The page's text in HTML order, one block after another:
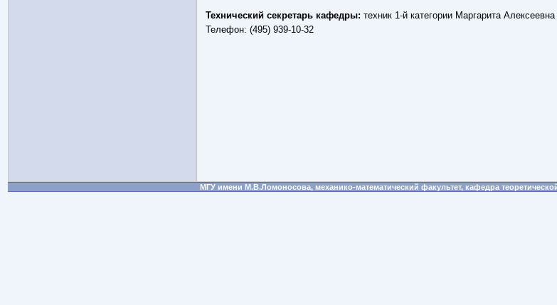
Технический секретарь кафедры: техник 1-й категории Маргарита
Телефон: (495) 939-10-32
МГУ имени М.В.Ломоносова, механико-математический факультет, кафедра